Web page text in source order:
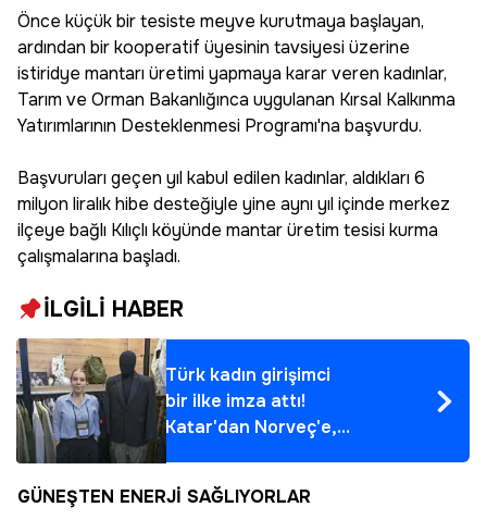
Önce küçük bir tesiste meyve kurutmaya başlayan,
ardından bir kooperatif üyesinin tavsiyesi üzerine
istiridye mantarı üretimi yapmaya karar veren kadınlar,
Tarım ve Orman Bakanlığınca uygulanan Kırsal Kalkınma
Yatırımlarının Desteklenmesi Programı'na başvurdu.
Başvuruları geçen yıl kabul edilen kadınlar, aldıkları 6
milyon liralık hibe desteğiyle yine aynı yıl içinde merkez
ilçeye bağlı Kılıçlı köyünde mantar üretim tesisi kurma
çalışmalarına başladı.
İLGİLİ HABER
Türk kadın girişimci
bir ilke imza attı!
Katar'dan Norveç'e,
sayıda ülkeden
GÜNEŞTEN ENERJİ SAĞLIYORLAR